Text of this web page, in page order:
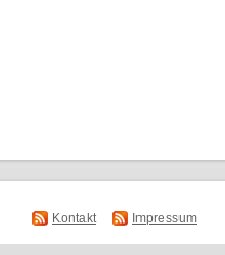
Kontakt Impressum